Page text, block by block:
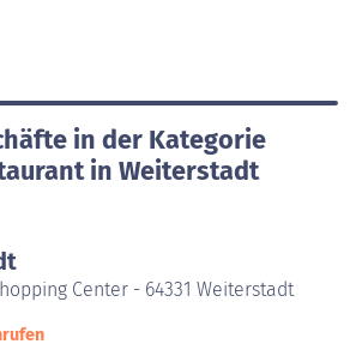
in der Kategorie
in Weiterstadt
Center - 64331 Weiterstadt